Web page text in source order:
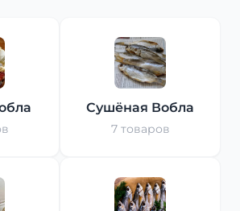
Сушёная Вобла
7 товаров